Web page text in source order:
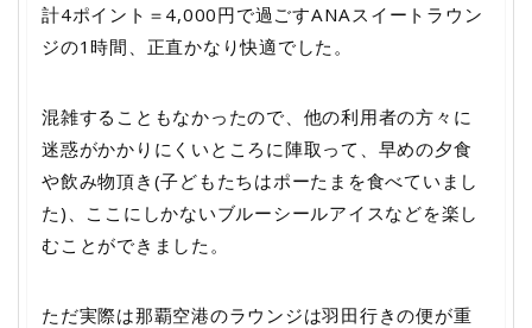
計4ポイント＝4,000円で過ごすANAスイートラウン
ジの1時間、正直かなり快適でした。
混雑することもなかったので、他の利用者の方々に
迷惑がかかりにくいところに陣取って、早めの夕食
や飲み物頂き(子どもたちはポーたまを食べていまし
た)、ここにしかないブルーシールアイスなどを楽し
むことができました。
ただ実際は那覇空港のラウンジは羽田行きの便が重